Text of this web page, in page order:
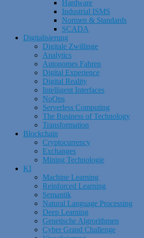
Hardware
Industrial ISMS
Normen & Standards
SCADA
Digitalisierung
Digitale Zwillinge
Analytics
Autonomes Fahren
Digital Experience
Digital Reality
Intelligent Interfaces
NoOps
Serverless Computing
The Business of Technology
Transformation
Blockchain
Cryptocurrency
Exchanges
Mining Technologie
KI
Machine Learning
Reinforced Learning
Semantik
Natural Language Processing
Deep Learning
Genetische Algrorithmen
Cyber Grand Challenge